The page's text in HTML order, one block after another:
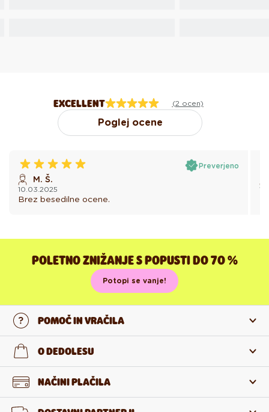
EXCELLENT (2 ocen)
Poglej ocene
Preverjeno
M. Š.
10.03.2025
Brez besedilne ocene.
POLETNO ZNIŽANJE S POPUSTI DO 70 %
Potopi se vanje!
POMOČ IN VRAČILA
Stopi v stik z nami
Vračilo in reklamacija
O DEDOLESU
O nas NAČINI PLAČILA